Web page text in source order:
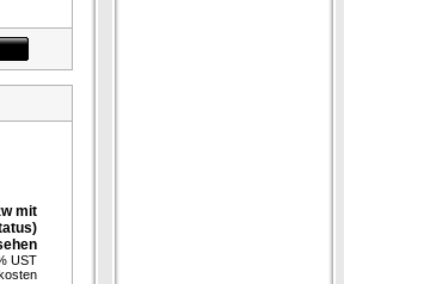
mit
UST